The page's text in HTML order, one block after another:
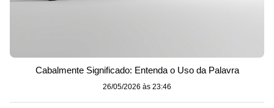
Cabalmente Significado: Entenda o Uso da Palavra
26/05/2026 às 23:46